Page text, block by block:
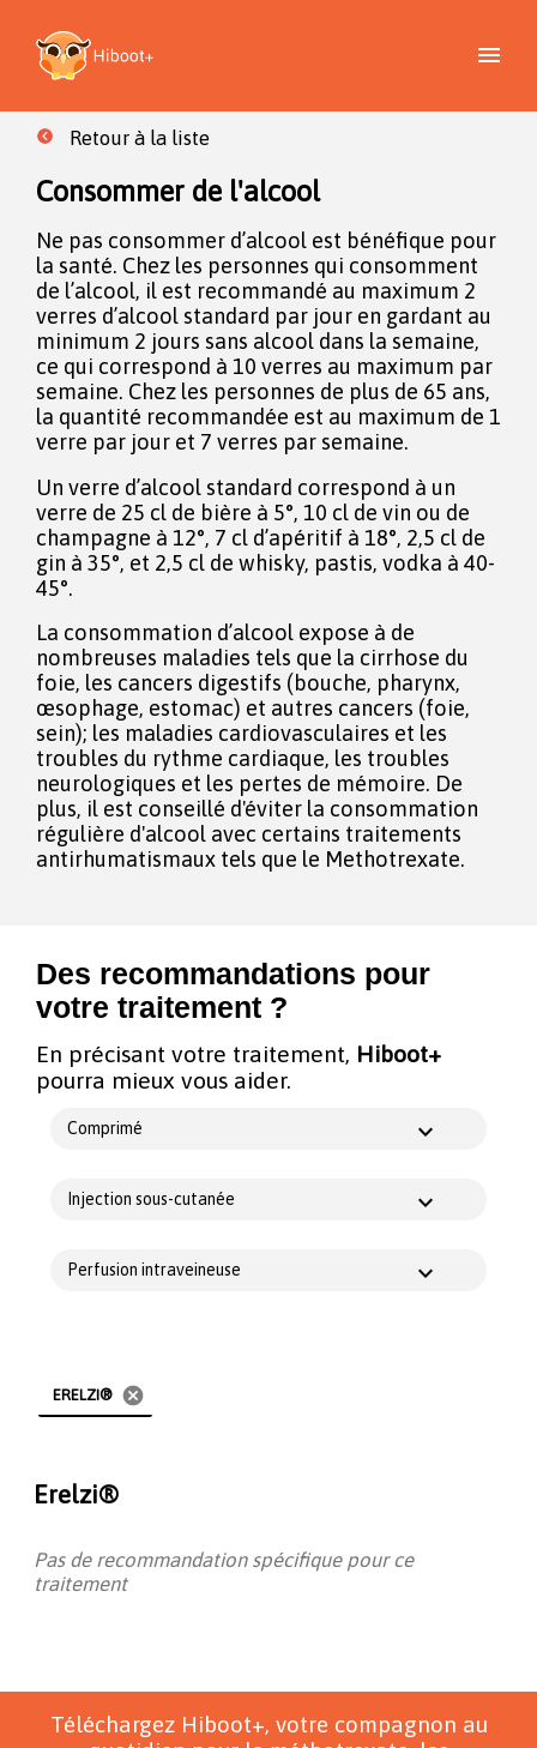
Retour à la liste
Consommer de l'alcool
Ne pas consommer d’alcool est bénéfique pour
la santé. Chez les personnes qui consomment
de l’alcool, il est recommandé au maximum 2
verres d’alcool standard par jour en gardant au
minimum 2 jours sans alcool dans la semaine,
ce qui correspond à 10 verres au maximum par
semaine. Chez les personnes de plus de 65 ans,
la quantité recommandée est au maximum de 1
verre par jour et 7 verres par semaine.
Un verre d’alcool standard correspond à un
verre de 25 cl de bière à 5°, 10 cl de vin ou de
champagne à 12°, 7 cl d’apéritif à 18°, 2,5 cl de
gin à 35°, et 2,5 cl de whisky, pastis, vodka à 40-
45°.
La consommation d’alcool expose à de
nombreuses maladies tels que la cirrhose du
foie, les cancers digestifs (bouche, pharynx,
œsophage, estomac) et autres cancers (foie,
sein); les maladies cardiovasculaires et les
troubles du rythme cardiaque, les troubles
neurologiques et les pertes de mémoire. De
plus, il est conseillé d'éviter la consommation
régulière d'alcool avec certains traitements
antirhumatismaux tels que le Methotrexate.
Des recommandations pour
votre traitement ?
En précisant votre traitement, Hiboot+
pourra mieux vous aider.
Comprimé
Injection sous-cutanée
Perfusion intraveineuse
ERELZI® cancel
Erelzi®
Pas de recommandation spécifique pour ce
traitement
Téléchargez Hiboot+, votre compagnon au